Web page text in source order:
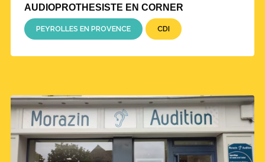
AUDIOPROTHESISTE EN CORNER
PEYROLLES EN PROVENCE CDI